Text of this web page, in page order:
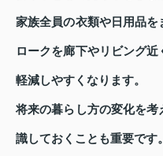
家族全員の衣類や日用品
ロークを廊下やリビング
軽減しやすくなります。
将来の暮らし方の変化を
識しておくことも重要です。